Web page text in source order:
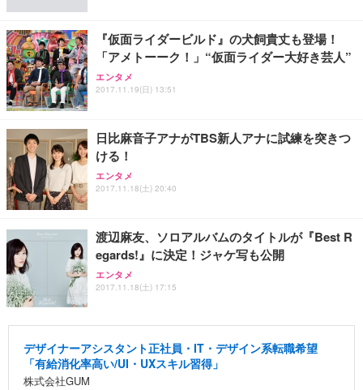
『仮面ライダービルド』の犬飼貴丈も登場！
「アメトーーク！」“仮面ライダー大好き芸人”
エンタメ
2017.11.19(日) 13:51
日比麻音子アナがTBS新人アナに試練を突きつ
ける！
エンタメ
2017.11.18(土) 20:40
渡辺麻友、ソロアルバムのタイトルが『Best R
egards!』に決定！ジャケ写も公開
エンタメ
2017.11.18(土) 17:15
デザイナーアシスタント正社員・IT・デザイン系転職希望
「有給消化率高い/UI・UXスキル習得」
株式会社GUM